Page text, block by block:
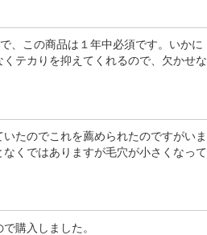
、この商品は１年中必須です。いかに
テカりを抑えてくれるので、欠かせな
たのでこれを薦められたのですがいま
くではありますが毛穴が小さくなって
購入しました。